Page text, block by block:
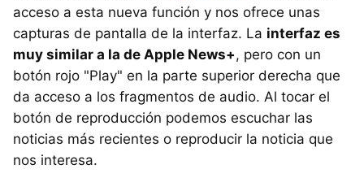
acceso a esta nueva función y nos ofrece unas
capturas de pantalla de la interfaz. La interfaz es
muy similar a la de Apple News+, pero con un
botón rojo "Play" en la parte superior derecha que
da acceso a los fragmentos de audio. Al tocar el
botón de reproducción podemos escuchar las
noticias más recientes o reproducir la noticia que
nos interesa.